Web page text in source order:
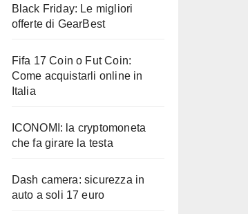
Black Friday: Le migliori
offerte di GearBest
Fifa 17 Coin o Fut Coin:
Come acquistarli online in
Italia
ICONOMI: la cryptomoneta
che fa girare la testa
Dash camera: sicurezza in
auto a soli 17 euro